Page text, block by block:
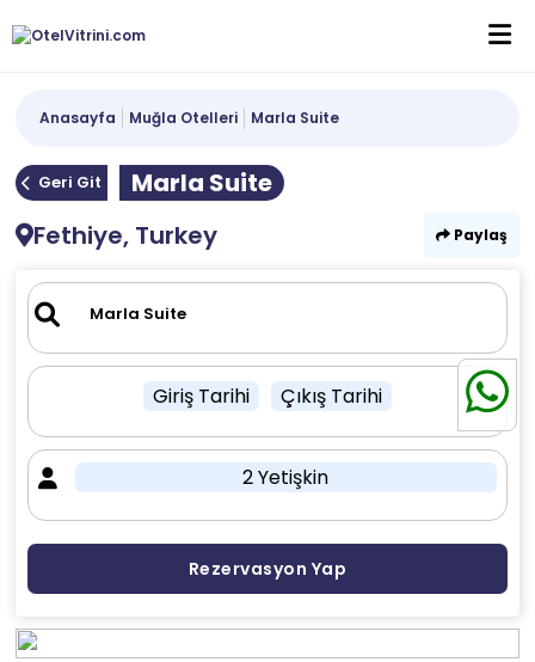
Anasayfa Muğla Otelleri Marla Suite
Geri Git
Marla Suite
Fethiye, Turkey
Paylaş
Giriş Tarihi Çıkış Tarihi
2 Yetişkin
Rezervasyon Yap